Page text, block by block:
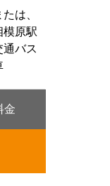
は、
模原駅
通バス
金